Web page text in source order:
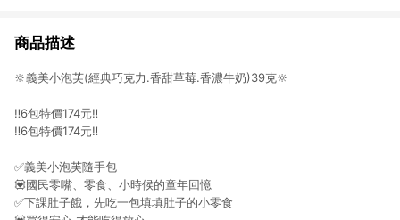
商品描述
🔆義美小泡芙(經典巧克力.香甜草莓.香濃牛奶)39克🔆
‼️6包特價174元‼️
‼️6包特價174元‼️
✅義美小泡芙隨手包
💟國民零嘴、零食、小時候的童年回憶
✅下課肚子餓，先吃一包填填肚子的小零食